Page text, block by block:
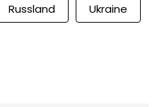
Russland Ukraine